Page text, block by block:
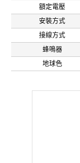
額定電壓
安裝方式
接線方式
蜂鳴器
地球色